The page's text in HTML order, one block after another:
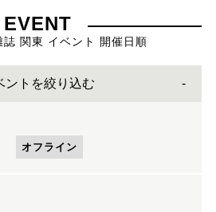
EVENT
誌 関東 イベント 開催日順
ントを絞り込む
オフライン